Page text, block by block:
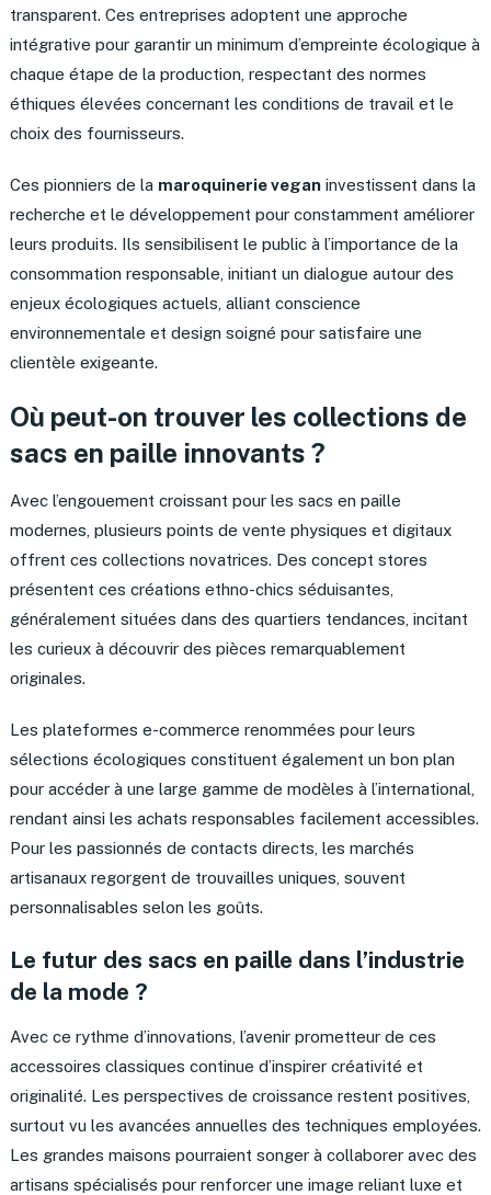
transparent. Ces entreprises adoptent une approche
intégrative pour garantir un minimum d’empreinte écologique à
chaque étape de la production, respectant des normes
éthiques élevées concernant les conditions de travail et le
choix des fournisseurs.
Ces pionniers de la maroquinerie veganinvestissent dans la
recherche et le développement pour constamment améliorer
leurs produits. Ils sensibilisent le public à l’importance de la
consommation responsable, initiant un dialogue autour des
enjeux écologiques actuels, alliant conscience
environnementale et design soigné pour satisfaire une
clientèle exigeante.
Où peut-on trouver les collections de
sacs en paille innovants ?
Avec l’engouement croissant pour les sacs en paille
modernes, plusieurs points de vente physiques et digitaux
offrent ces collections novatrices. Des concept stores
présentent ces créations ethno-chics séduisantes,
généralement situées dans des quartiers tendances, incitant
les curieux à découvrir des pièces remarquablement
originales.
Les plateformes e-commerce renommées pour leurs
sélections écologiques constituent également un bon plan
pour accéder à une large gamme de modèles à l’international,
rendant ainsi les achats responsables facilement accessibles.
Pour les passionnés de contacts directs, les marchés
artisanaux regorgent de trouvailles uniques, souvent
personnalisables selon les goûts.
Le futur des sacs en paille dans l’industrie
de la mode ?
Avec ce rythme d’innovations, l’avenir prometteur de ces
accessoires classiques continue d’inspirer créativité et
originalité. Les perspectives de croissance restent positives,
surtout vu les avancées annuelles des techniques employées.
Les grandes maisons pourraient songer à collaborer avec des
artisans spécialisés pour renforcer une image reliant luxe et